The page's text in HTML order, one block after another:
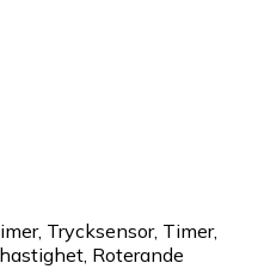
Trycksensor, Timer,
Roterande